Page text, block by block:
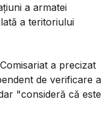
a armatei
a teritoriului
a precizat
de verificare a
"consideră că este